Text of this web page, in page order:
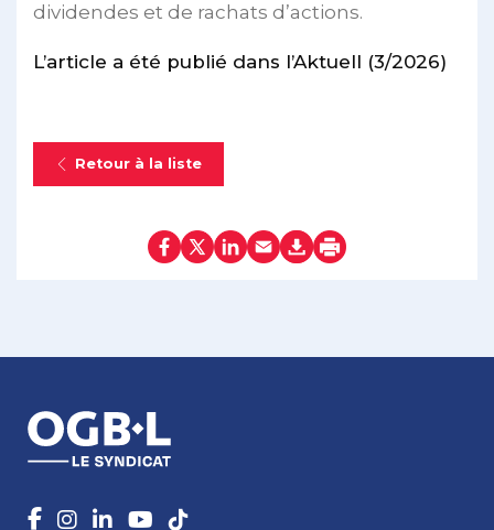
dividendes et de rachats d’actions.
L’article a été publié dans l’Aktuell (3/2026)
Retour à la liste